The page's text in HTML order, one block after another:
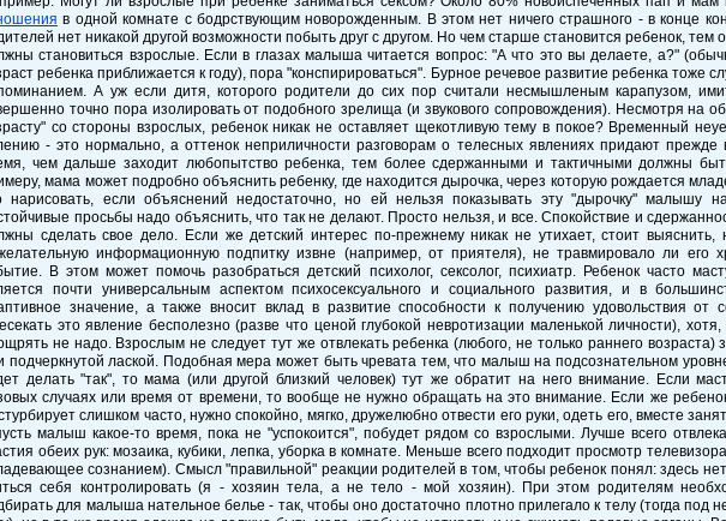
в одной комнате с бодрствующим новорожденным. В этом нет ничего страшного - в конце
нет никакой другой возможности побыть друг с другом. Но чем старше становится ребенок, тем
становиться взрослые. Если в глазах малыша читается вопрос: "А что это вы делаете, а?"
ребенка приближается к году), пора "конспирироваться". Бурное речевое развитие ребенка тоже
А уж если дитя, которого родители до сих пор считали несмышленым карапузом,
точно пора изолировать от подобного зрелища (и звукового сопровождения). Несмотря на
со стороны взрослых, ребенок никак не оставляет щекотливую тему в покое? Временный
- это нормально, а оттенок неприличности разговорам о телесных явлениях придают прежде
чем дальше заходит любопытство ребенка, тем более сдержанными и тактичными должны
мама может подробно объяснить ребенку, где находится дырочка, через которую рождается
нарисовать, если объяснений недостаточно, но ей нельзя показывать эту "дырочку" малышу
просьбы надо объяснить, что так не делают. Просто нельзя, и все. Спокойствие и
сделать свое дело. Если же детский интерес по-прежнему никак не утихает, стоит выяснить,
информационную подпитку извне (например, от приятеля), не травмировало ли его
В этом может помочь разобраться детский психолог, сексолог, психиатр. Ребенок часто
почти универсальным аспектом психосексуального и социального развития, и в
значение, а также вносит вклад в развитие способности к получению удовольствия от
это явление бесполезно (разве что ценой глубокой невротизации маленькой личности),
не надо. Взрослым не следует тут же отвлекать ребенка (любого, не только раннего возраста)
подчеркнутой лаской. Подобная мера может быть чревата тем, что малыш на подсознательном
делать "так", то мама (или другой близкий человек) тут же обратит на него внимание. Если
случаях или время от времени, то вообще не нужно обращать на это внимание. Если же
слишком часто, нужно спокойно, мягко, дружелюбно отвести его руки, одеть его, вместе
малыш какое-то время, пока не "успокоится", побудет рядом со взрослыми. Лучше всего
обеих рук: мозаика, кубики, лепка, уборка в комнате. Меньше всего подходит просмотр
сознанием). Смысл "правильной" реакции родителей в том, чтобы ребенок понял: здесь
себя контролировать (я - хозяин тела, а не тело - мой хозяин). При этом родителям
для малыша нательное белье - так, чтобы оно достаточно плотно прилегало к телу (тогда под